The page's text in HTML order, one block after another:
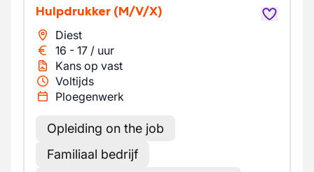
Hulpdrukker (M/V/X)
Diest
16 - 17 / uur
Kans op vast
Voltijds
Ploegenwerk
Opleiding on the job
Familiaal bedrijf